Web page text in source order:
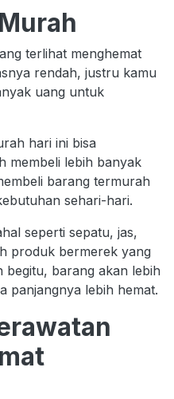
terlihat menghemat
rendah, justru kamu
uang untuk
hari ini bisa
membeli lebih banyak
barang termurah
sehari-hari.
seperti sepatu, jas,
produk bermerek yang
begitu, barang akan lebih
panjangnya lebih hemat.